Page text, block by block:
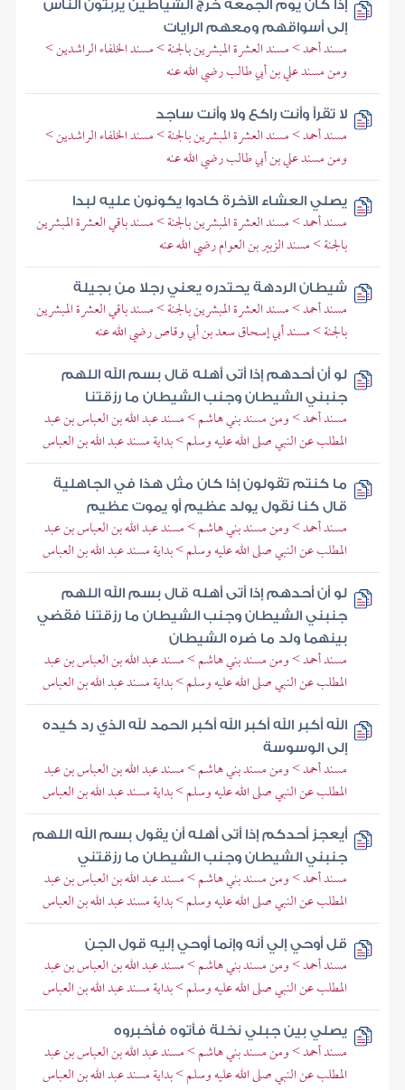
إذا كان يوم الجمعة خرج الشياطين يربثون الناس
إلى أسواقهم ومعهم الرايات
مسند أحمد > مسند العشرة المبشرين بالجنة > مسند الخلفاء الراشدين >
ومن مسند علي بن أبي طالب رضي الله عنه
لا تقرأ وأنت راكع ولا وأنت ساجد
مسند أحمد > مسند العشرة المبشرين بالجنة > مسند الخلفاء الراشدين >
ومن مسند علي بن أبي طالب رضي الله عنه
يصلي العشاء الآخرة كادوا يكونون عليه لبدا
مسند أحمد > مسند العشرة المبشرين بالجنة > مسند باقي العشرة المبشرين
بالجنة > مسند الزبير بن العوام رضي الله عنه
شيطان الردهة يحتدره يعني رجلا من بجيلة
مسند أحمد > مسند العشرة المبشرين بالجنة > مسند باقي العشرة المبشرين
بالجنة > مسند أبي إسحاق سعد بن أبي وقاص رضي الله عنه
لو أن أحدهم إذا أتى أهله قال بسم الله اللهم
جنبني الشيطان وجنب الشيطان ما رزقتنا
مسند أحمد > ومن مسند بني هاشم > مسند عبد الله بن العباس بن عبد
المطلب عن النبي صلى الله عليه وسلم > بداية مسند عبد الله بن العباس
ما كنتم تقولون إذا كان مثل هذا في الجاهلية
قال كنا نقول يولد عظيم أو يموت عظيم
مسند أحمد > ومن مسند بني هاشم > مسند عبد الله بن العباس بن عبد
المطلب عن النبي صلى الله عليه وسلم > بداية مسند عبد الله بن العباس
لو أن أحدهم إذا أتى أهله قال بسم الله اللهم
جنبني الشيطان وجنب الشيطان ما رزقتنا فقضي
بينهما ولد ما ضره الشيطان
مسند أحمد > ومن مسند بني هاشم > مسند عبد الله بن العباس بن عبد
المطلب عن النبي صلى الله عليه وسلم > بداية مسند عبد الله بن العباس
الله أكبر الله أكبر الله أكبر الحمد لله الذي رد كيده
إلى الوسوسة
مسند أحمد > ومن مسند بني هاشم > مسند عبد الله بن العباس بن عبد
المطلب عن النبي صلى الله عليه وسلم > بداية مسند عبد الله بن العباس
أيعجز أحدكم إذا أتى أهله أن يقول بسم الله اللهم
جنبني الشيطان وجنب الشيطان ما رزقتني
مسند أحمد > ومن مسند بني هاشم > مسند عبد الله بن العباس بن عبد
المطلب عن النبي صلى الله عليه وسلم > بداية مسند عبد الله بن العباس
قل أوحي إلي أنه وإنما أوحي إليه قول الجن
مسند أحمد > ومن مسند بني هاشم > مسند عبد الله بن العباس بن عبد
المطلب عن النبي صلى الله عليه وسلم > بداية مسند عبد الله بن العباس
يصلي بين جبلي نخلة فأتوه فأخبروه
مسند أحمد > ومن مسند بني هاشم > مسند عبد الله بن العباس بن عبد
المطلب عن النبي صلى الله عليه وسلم > بداية مسند عبد الله بن العباس